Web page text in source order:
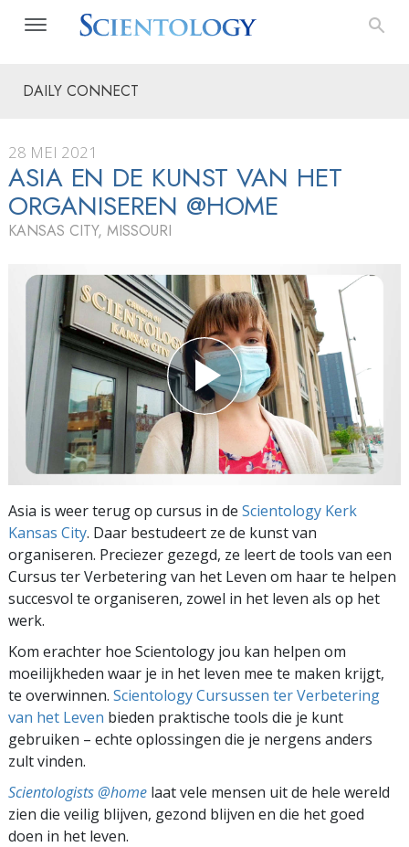
DAILY CONNECT
28 MEI 2021
ASIA EN DE KUNST VAN HET
ORGANISEREN @HOME
KANSAS CITY, MISSOURI
Asia is weer terug op cursus in de Scientology Kerk
Kansas City. Daar bestudeert ze de kunst van
organiseren. Preciezer gezegd, ze leert de tools van een
Cursus ter Verbetering van het Leven om haar te helpen
succesvol te organiseren, zowel in het leven als op het
werk.
Kom erachter hoe Scientology jou kan helpen om
moeilijkheden waar je in het leven mee te maken krijgt,
te overwinnen. Scientology Cursussen ter Verbetering
van het Leven bieden praktische tools die je kunt
gebruiken – echte oplossingen die je nergens anders
zult vinden.
Scientologists @home laat vele mensen uit de hele wereld
zien die veilig blijven, gezond blijven en die het goed
doen in het leven.